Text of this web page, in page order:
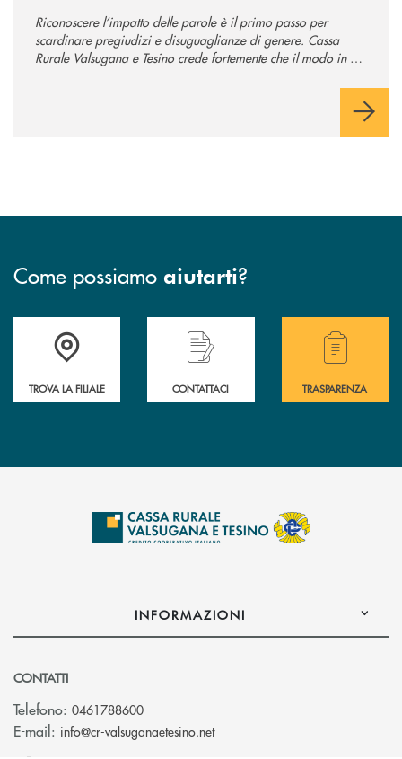
Riconoscere l’impatto delle parole è il primo passo per
scardinare pregiudizi e disuguaglianze di genere. Cassa
Rurale Valsugana e Tesino crede fortemente che il modo in cui
Come possiamo aiutarti?
Accedi all' elenco completo delle filiali .
TROVA LA FILIALE
Hai bisogno di assistenza immediata?
CONTATTACI
Hai bisogno di
TRASPARENZA
INFORMAZIONI
CONTATTI
Telefono: 0461788600
E-mail: info@cr-valsuganaetesino.net(si apre l’app di posta